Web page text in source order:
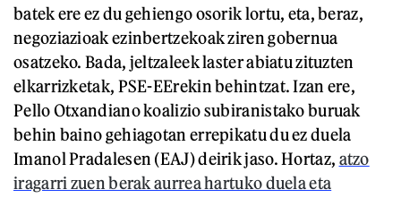
batek ere ez du gehiengo osorik lortu, eta, beraz,
negoziazioak ezinbertzekoak ziren gobernua
osatzeko. Bada, jeltzaleek laster abiatu zituzten
elkarrizketak, PSE-EErekin behintzat. Izan ere,
Pello Otxandiano koalizio subiranistako buruak
behin baino gehiagotan errepikatu du ez duela
Imanol Pradalesen (EAJ) deirik jaso. Hortaz, atzo
iragarri zuen berak aurrea hartuko duela eta